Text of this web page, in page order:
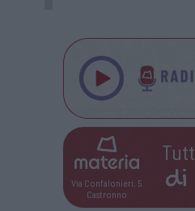
Via Confalonieri, 5
Castronno
di